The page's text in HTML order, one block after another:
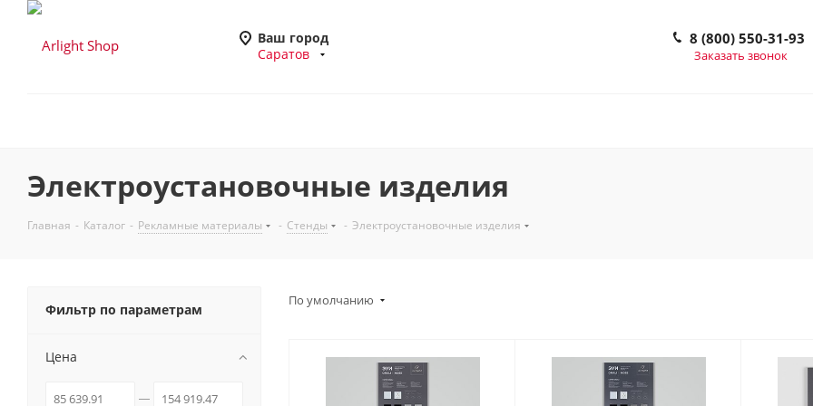
Ваш город
Саратов
8 (800) 550-31-93
Заказать звонок
Электроустановочные изделия
Главная - Каталог - Рекламные материалы - Стенды - Электроустановочные изделия
По умолчанию
Фильтр по параметрам
Цена